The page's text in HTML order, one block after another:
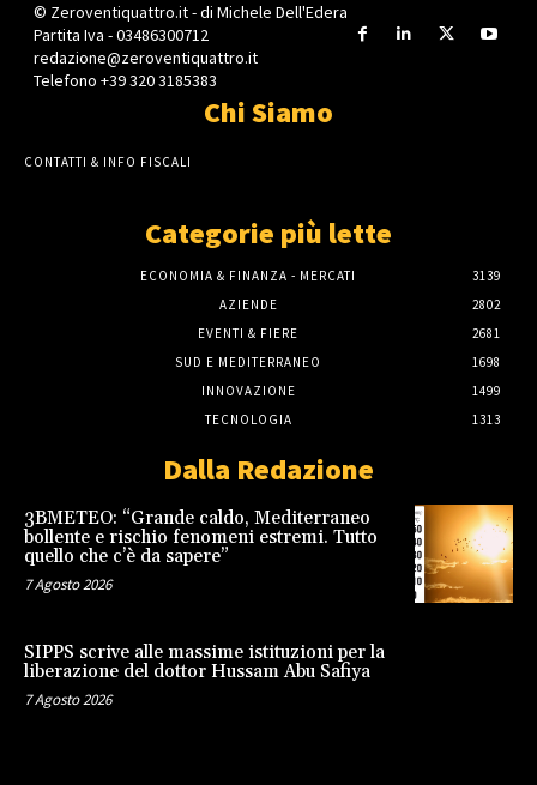
© Zeroventiquattro.it - di Michele Dell'Edera
Partita Iva - 03486300712
redazione@zeroventiquattro.it
Telefono +39 320 3185383
Chi Siamo
CONTATTI & INFO FISCALI
Categorie più lette
ECONOMIA & FINANZA - MERCATI
3139
AZIENDE
2802
EVENTI & FIERE
2681
SUD E MEDITERRANEO
1698
INNOVAZIONE
1499
TECNOLOGIA
1313
Dalla Redazione
3BMETEO: “Grande caldo, Mediterraneo
bollente e rischio fenomeni estremi. Tutto
quello che c’è da sapere”
7 Agosto 2026
SIPPS scrive alle massime istituzioni per la
liberazione del dottor Hussam Abu Safiya
7 Agosto 2026